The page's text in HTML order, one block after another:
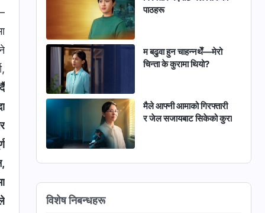
पाठहरू
म बढुवा हुन चाहन्नथेँ—मेरो
चिन्ता के कुरामा थियो?
मैले आफ्नी आमाको गिरफ्तारी
र जेल सजायबाट सिकेको कुरा
विशेष निबन्धहरू